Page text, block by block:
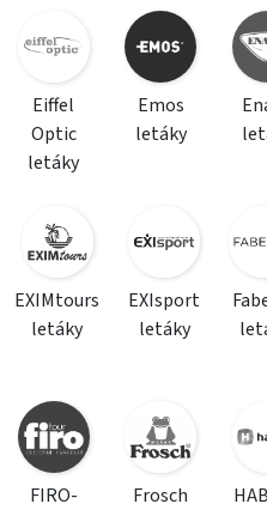
Eiffel
Optic
letáky
Emos
letáky
EXIMtours
letáky
EXIsport
letáky
FIRO-
Frosch